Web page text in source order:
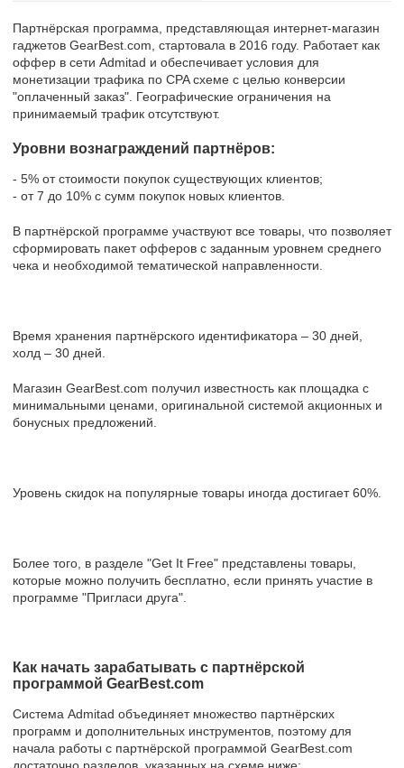
Партнёрская программа, представляющая интернет-магазин
гаджетов GearBest.com, стартовала в 2016 году. Работает как
оффер в сети Admitad и обеспечивает условия для
монетизации трафика по CPA схеме с целью конверсии
"оплаченный заказ". Географические ограничения на
принимаемый трафик отсутствуют.
Уровни вознаграждений партнёров:
- 5% от стоимости покупок существующих клиентов;
- от 7 до 10% с сумм покупок новых клиентов.
В партнёрской программе участвуют все товары, что позволяет
сформировать пакет офферов с заданным уровнем среднего
чека и необходимой тематической направленности.
Время хранения партнёрского идентификатора – 30 дней,
холд – 30 дней.
Магазин GearBest.com получил известность как площадка с
минимальными ценами, оригинальной системой акционных и
бонусных предложений.
Уровень скидок на популярные товары иногда достигает 60%.
Более того, в разделе "Get It Free" представлены товары,
которые можно получить бесплатно, если принять участие в
программе "Пригласи друга".
Как начать зарабатывать с партнёрской
программой GearBest.com
Система Admitad объединяет множество партнёрских
программ и дополнительных инструментов, поэтому для
начала работы с партнёрской программой GearBest.com
достаточно разделов, указанных на схеме ниже: